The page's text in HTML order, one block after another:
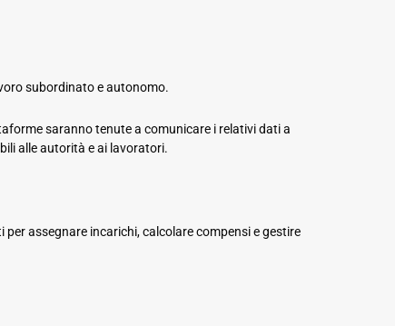
subordinato e autonomo.
saranno tenute a comunicare i relativi dati a
alle autorità e ai lavoratori.
assegnare incarichi, calcolare compensi e gestire